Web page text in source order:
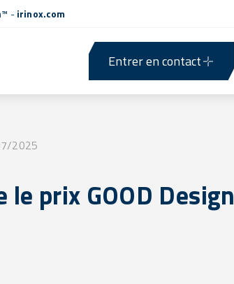
-irinox.com
Entrer en contact
2025
prix GOOD Design